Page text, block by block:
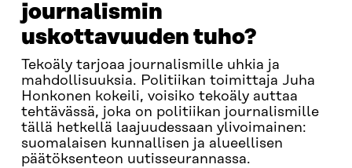
journalismin
uskottavuuden tuho?
Tekoäly tarjoaa journalismille uhkia ja
mahdollisuuksia. Politiikan toimittaja Juha
Honkonen kokeili, voisiko tekoäly auttaa
tehtävässä, joka on politiikan journalismille
tällä hetkellä laajuudessaan ylivoimainen:
suomalaisen kunnallisen ja alueellisen
päätöksenteon uutisseurannassa.